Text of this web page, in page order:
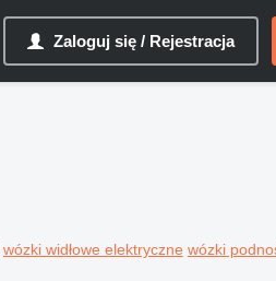
Zaloguj się / Rejestracja
wózki widłowe elektryczne wózki